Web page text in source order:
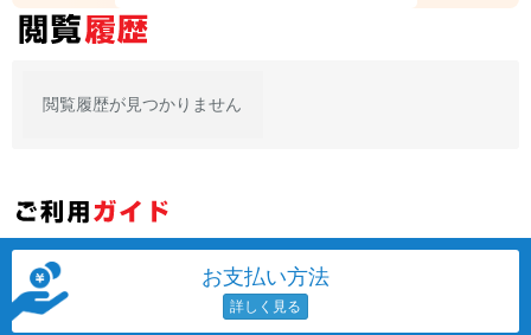
閲覧履歴が見つかりません
お支払い方法
「新品」「未使用」「中古」など
CPUの絞り込み
メモリ
~
容量